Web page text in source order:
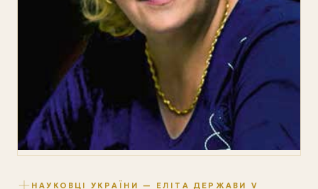
НАУКОВЦІ УКРАЇНИ — ЕЛІТА ДЕРЖАВИ V